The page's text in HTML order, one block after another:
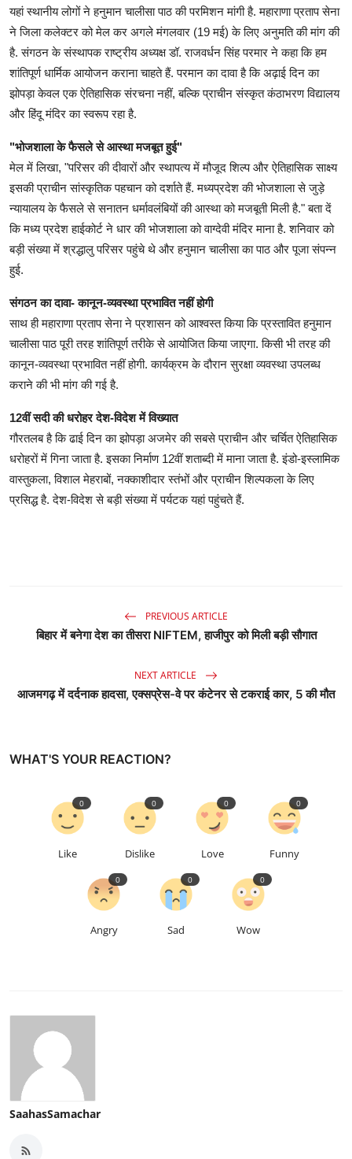
यहां स्थानीय लोगों ने हनुमान चालीसा पाठ की परमिशन मांगी है. महाराणा प्रताप सेना
ने जिला कलेक्टर को मेल कर अगले मंगलवार (19 मई) के लिए अनुमति की मांग की
है. संगठन के संस्थापक राष्ट्रीय अध्यक्ष डॉ. राजवर्धन सिंह परमार ने कहा कि हम
शांतिपूर्ण धार्मिक आयोजन कराना चाहते हैं. परमान का दावा है कि अढ़ाई दिन का
झोपड़ा केवल एक ऐतिहासिक संरचना नहीं, बल्कि प्राचीन संस्कृत कंठाभरण विद्यालय
और हिंदू मंदिर का स्वरूप रहा है.
"भोजशाला के फैसले से आस्था मजबूत हुई"
मेल में लिखा, "परिसर की दीवारों और स्थापत्य में मौजूद शिल्प और ऐतिहासिक साक्ष्य
इसकी प्राचीन सांस्कृतिक पहचान को दर्शाते हैं. मध्यप्रदेश की भोजशाला से जुड़े
न्यायालय के फैसले से सनातन धर्मावलंबियों की आस्था को मजबूती मिली है." बता दें
कि मध्य प्रदेश हाईकोर्ट ने धार की भोजशाला को वाग्देवी मंदिर माना है. शनिवार को
बड़ी संख्या में श्रद्धालु परिसर पहुंचे थे और हनुमान चालीसा का पाठ और पूजा संपन्न
हुई.
संगठन का दावा- कानून-व्यवस्था प्रभावित नहीं होगी
साथ ही महाराणा प्रताप सेना ने प्रशासन को आश्वस्त किया कि प्रस्तावित हनुमान
चालीसा पाठ पूरी तरह शांतिपूर्ण तरीके से आयोजित किया जाएगा. किसी भी तरह की
कानून-व्यवस्था प्रभावित नहीं होगी. कार्यक्रम के दौरान सुरक्षा व्यवस्था उपलब्ध
कराने की भी मांग की गई है.
12वीं सदी की धरोहर देश-विदेश में विख्यात
गौरतलब है कि ढाई दिन का झोपड़ा अजमेर की सबसे प्राचीन और चर्चित ऐतिहासिक
धरोहरों में गिना जाता है. इसका निर्माण 12वीं शताब्दी में माना जाता है. इंडो-इस्लामिक
वास्तुकला, विशाल मेहराबों, नक्काशीदार स्तंभों और प्राचीन शिल्पकला के लिए
प्रसिद्ध है. देश-विदेश से बड़ी संख्या में पर्यटक यहां पहुंचते हैं.
PREVIOUS ARTICLE
बिहार में बनेगा देश का तीसरा NIFTEM, हाजीपुर को मिली बड़ी सौगात
NEXT ARTICLE
आजमगढ़ में दर्दनाक हादसा, एक्सप्रेस-वे पर कंटेनर से टकराई कार, 5 की मौत
WHAT'S YOUR REACTION?
Like
0
Dislike
0
Love
0
Funny
0
Angry
0
Sad
0
Wow
0
SaahasSamachar